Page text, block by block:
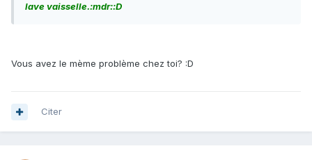
lave vaisselle.:mdr::D
Vous avez le mème problème chez toi? :D
Citer